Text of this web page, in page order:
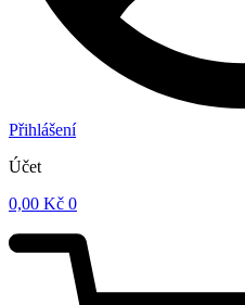
Přihlášení
Účet
0,00 Kč 0